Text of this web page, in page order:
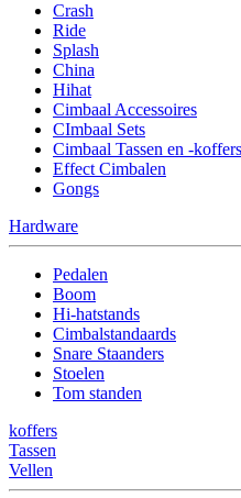
Crash
Ride
Splash
China
Hihat
Cimbaal Accessoires
CImbaal Sets
Cimbaal Tassen en -koffers
Effect Cimbalen
Gongs
Hardware
Pedalen
Boom
Hi-hatstands
Cimbalstandaards
Snare Staanders
Stoelen
Tom standen
koffers
Tassen
Vellen